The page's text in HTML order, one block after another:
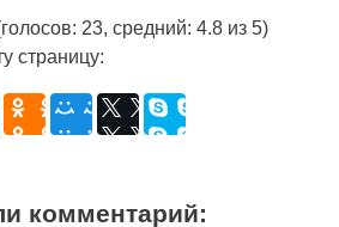
23, средний: 4.8 из 5)
страницу:
комментарий: